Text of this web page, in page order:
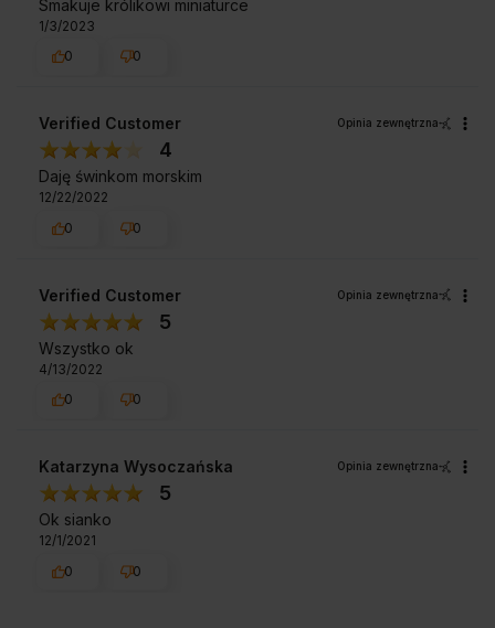
Smakuje królikowi miniaturce
1/3/2023
0
0
Verified Customer Opinia zewnętrzna
4
Daję świnkom morskim
12/22/2022
0
0
Verified Customer Opinia zewnętrzna
5
Wszystko ok
4/13/2022
0
0
Katarzyna Wysoczańska Opinia zewnętrzna
5
Ok sianko
12/1/2021
0
0